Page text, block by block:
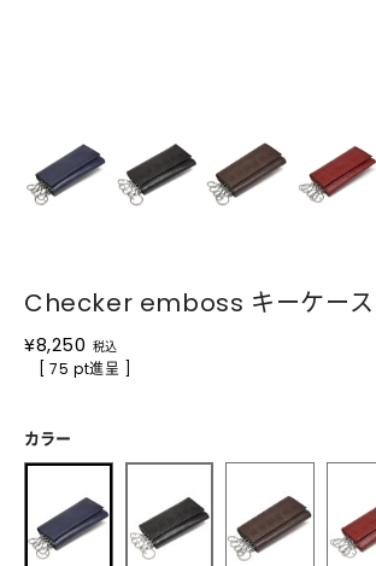
Checker emboss キーケース
¥8,250 税込
[ 75 pt進呈 ]
カラー